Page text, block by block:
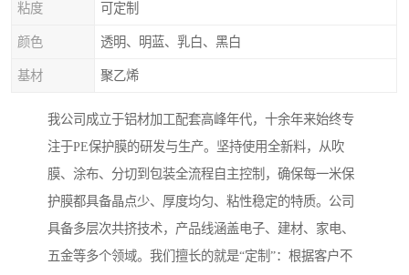
粘度 可定制
颜色 透明、明蓝、乳白、黑白
基材 聚乙烯
我公司成立于铝材加工配套高峰年代，十余年来始终专
注于PE保护膜的研发与生产。坚持使用全新料，从吹
膜、涂布、分切到包装全流程自主控制，确保每一米保
护膜都具备晶点少、厚度均匀、粘性稳定的特质。公司
具备多层次共挤技术，产品线涵盖电子、建材、家电、
五金等多个领域。我们擅长的就是“定制”：根据客户不